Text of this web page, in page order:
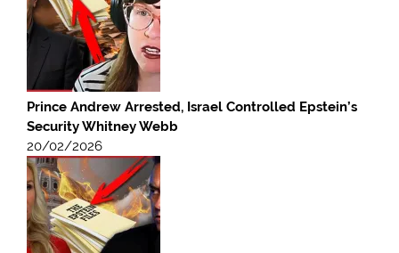
Prince Andrew Arrested, Israel Controlled Epstein’s
Security Whitney Webb
20/02/2026